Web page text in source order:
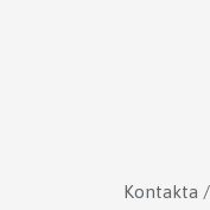
Kontakta